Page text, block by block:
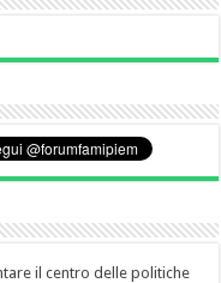
il centro delle politiche